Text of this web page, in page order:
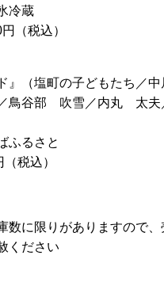
冷蔵
（税込）
』（塩町の子どもたち／
鳥谷部 吹雪／内丸 太
ふるさと
税込）
数に限りがありますので、
ください